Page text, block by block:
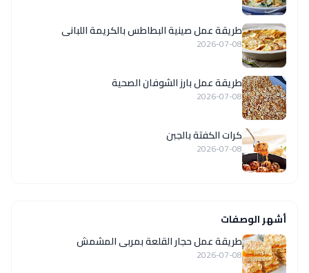
طريقة عمل صينية البطاطس بالكريمة اللبانى
2026-07-08
طريقة عمل بارز الشوفان الصحية
2026-07-08
كرات الكفتة بالجبن
2026-07-08
أشهر الوصفات
طريقة عمل حجار القلعة بمربى المشمش
2026-07-08